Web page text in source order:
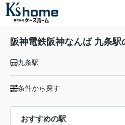
阪神電鉄阪神なんば 九条駅
九条駅
条件から探す
おすすめの駅